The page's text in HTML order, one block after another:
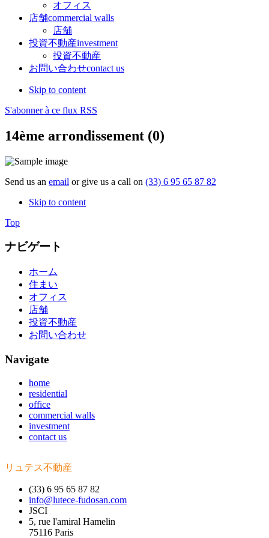
オフィス
店舗commercial walls
店舗
投資不動産investment
投資不動産
お問い合わせcontact us
Skip to content
S'abonner à ce flux RSS
14ème arrondissement (0)
Send us an email or give us a call on (33) 6 95 65 87 82
Skip to content
Top
ナビゲート
ホーム
住まい
オフィス
店舗
投資不動産
お問い合わせ
Navigate
home
residential
office
commercial walls
investment
contact us
リュテス不動産
(33) 6 95 65 87 82
info@lutece-fudosan.com
JSCI
5, rue l'amiral Hamelin
75116 Paris